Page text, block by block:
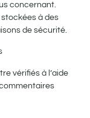
concernant.
à des
de sécurité.
vérifiés à l’aide